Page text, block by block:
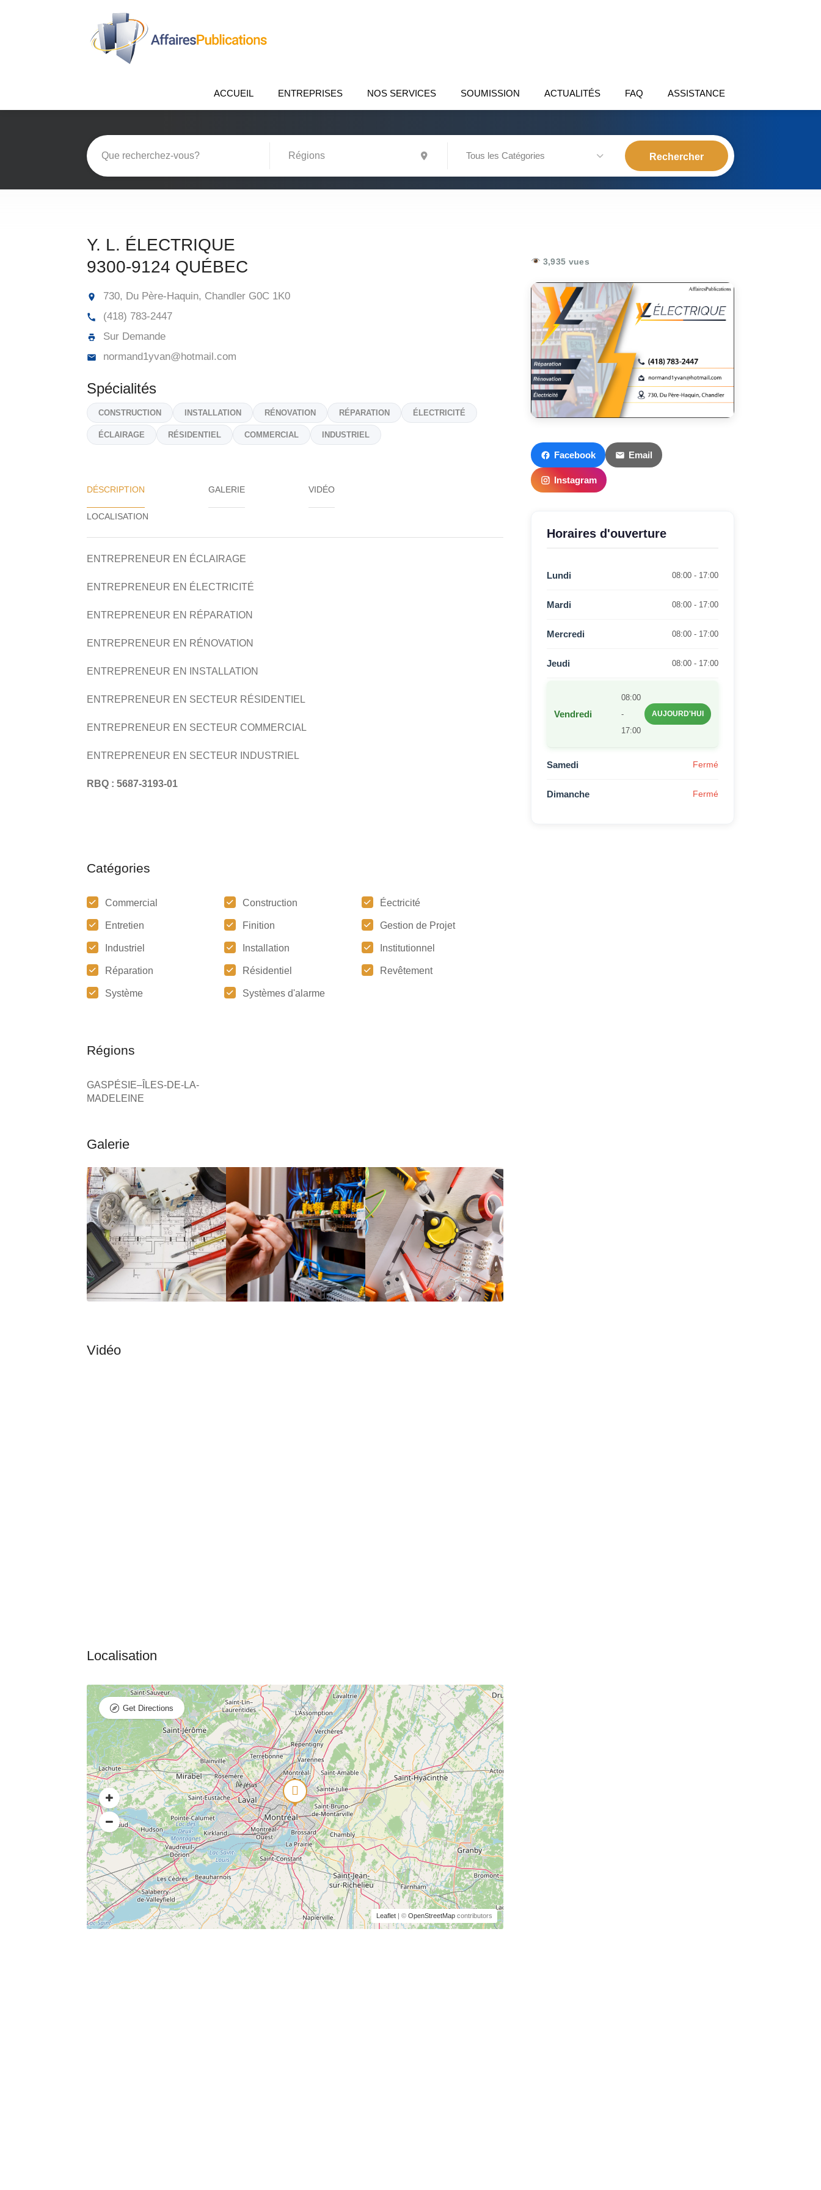
ACCUEIL ENTREPRISES NOS SERVICES SOUMISSION ACTUALITÉS FAQ ASSISTANCE
Tous les Catégories
Y. L. ÉLECTRIQUE
9300-9124 QUÉBEC
730, Du Père-Haquin, Chandler G0C 1K0
(418) 783-2447
Sur Demande
normand1yvan@hotmail.com
Spécialités
CONSTRUCTION INSTALLATION RÉNOVATION RÉPARATION ÉLECTRICITÉ
ÉCLAIRAGE RÉSIDENTIEL COMMERCIAL INDUSTRIEL
DÉSCRIPTION GALERIE VIDÉO
ENTREPRENEUR EN ÉCLAIRAGE
ENTREPRENEUR EN ÉLECTRICITÉ
ENTREPRENEUR EN RÉPARATION
ENTREPRENEUR EN RÉNOVATION
ENTREPRENEUR EN INSTALLATION
ENTREPRENEUR EN SECTEUR RÉSIDENTIEL
ENTREPRENEUR EN SECTEUR COMMERCIAL
ENTREPRENEUR EN SECTEUR INDUSTRIEL
RBQ : 5687-3193-01
Catégories
Commercial Construction Éectricité
Entretien Finition Gestion de Projet
Industriel Installation Institutionnel
Réparation Résidentiel Revêtement
Système Systèmes d'alarme
Régions
GASPÉSIE–ÎLES-DE-LA-
MADELEINE
Leaflet| © OpenStreetMapcontributors
Get Directions
3,935 vues
Facebook Email
Instagram
Horaires d'ouverture
Lundi 08:00 - 17:00
Mardi 08:00 - 17:00
Mercredi 08:00 - 17:00
Jeudi 08:00 - 17:00
Vendredi
08:00
-
17:00
AUJOURD'HUI
Samedi Fermé
Dimanche Fermé